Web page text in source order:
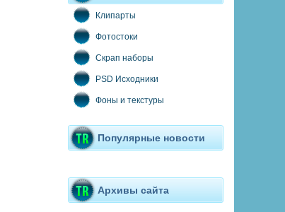
Клипарты
Фотостоки
Скрап наборы
PSD Исходники
Фоны и текстуры
Популярные новости
Архивы сайта